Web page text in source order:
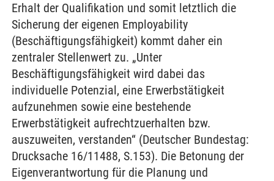
Erhalt der Qualifikation und somit letztlich die
Sicherung der eigenen Employability
(Beschäftigungsfähigkeit) kommt daher ein
zentraler Stellenwert zu. „Unter
Beschäftigungsfähigkeit wird dabei das
individuelle Potenzial, eine Erwerbstätigkeit
aufzunehmen sowie eine bestehende
Erwerbstätigkeit aufrechtzuerhalten bzw.
auszuweiten, verstanden“ (Deutscher Bundestag:
Drucksache 16/11488, S.153). Die Betonung der
Eigenverantwortung für die Planung und